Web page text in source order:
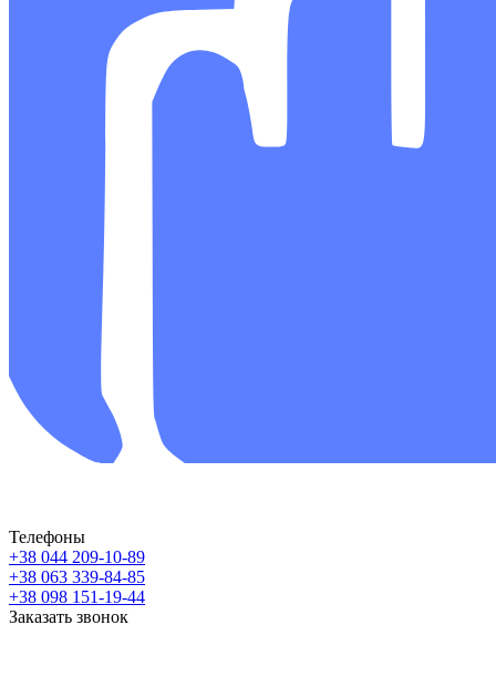
Телефоны
+38 044 209-10-89
+38 063 339-84-85
+38 098 151-19-44
Заказать звонок